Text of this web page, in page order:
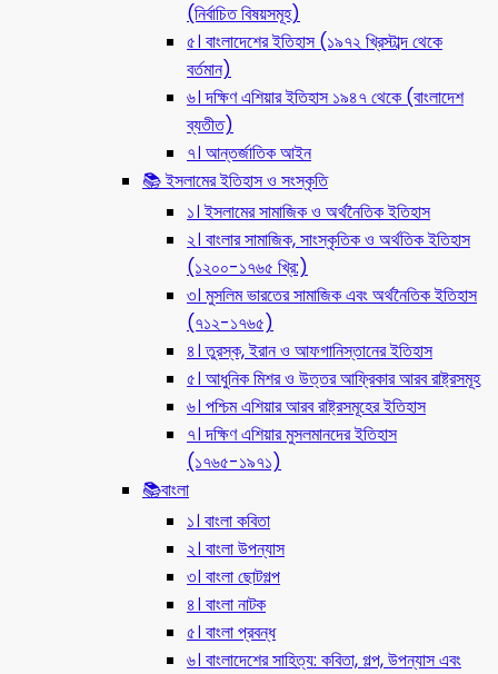
(নির্বাচিত বিষয়সমূহ)
৫। বাংলাদেশের ইতিহাস (১৯৭২ খ্রিস্টাব্দ থেকে
বর্তমান)
৬। দক্ষিণ এশিয়ার ইতিহাস ১৯৪৭ থেকে (বাংলাদেশ
ব্যতীত)
৭। আন্তর্জাতিক আইন
📚 ইসলামের ইতিহাস ও সংস্কৃতি
১। ইসলামের সামাজিক ও অর্থনৈতিক ইতিহাস
২। বাংলার সামাজিক, সাংস্কৃতিক ও অর্থতিক ইতিহাস
(১২০০-১৭৬৫ খ্রি:)
৩। মুসলিম ভারতের সামাজিক এবং অর্থনৈতিক ইতিহাস
(৭১২-১৭৬৫)
৪। তুরস্ক, ইরান ও আফগানিস্তানের ইতিহাস
৫। আধুনিক মিশর ও উত্তর আফ্রিকার আরব রাষ্ট্রসমূহ
৬। পশ্চিম এশিয়ার আরব রাষ্ট্রসমূহের ইতিহাস
৭। দক্ষিণ এশিয়ার মুসলমানদের ইতিহাস
(১৭৬৫-১৯৭১)
📚বাংলা
১। বাংলা কবিতা
২। বাংলা উপন্যাস
৩। বাংলা ছোটগল্প
৪। বাংলা নাটক
৫। বাংলা প্রবন্ধ
৬। বাংলাদেশের সাহিত্য: কবিতা, গল্প, উপন্যাস এবং